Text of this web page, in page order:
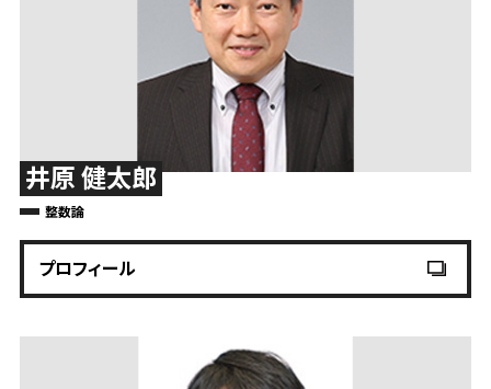
井原 健太郎
整数論
プロフィール